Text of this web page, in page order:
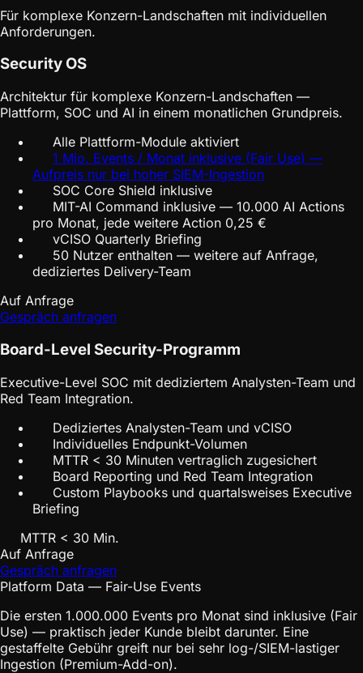
Für komplexe Konzern-Landschaften mit individuellen
Anforderungen.
Security OS
Architektur für komplexe Konzern-Landschaften —
Plattform, SOC und AI in einem monatlichen Grundpreis.
Alle Plattform-Module aktiviert
1 Mio. Events / Monat inklusive (Fair Use) —
Aufpreis nur bei hoher SIEM-Ingestion
SOC Core Shield inklusive
MIT-AI Command inklusive — 10.000 AI Actions
pro Monat, jede weitere Action 0,25 €
vCISO Quarterly Briefing
50 Nutzer enthalten — weitere auf Anfrage,
dediziertes Delivery-Team
Auf Anfrage
Gespräch anfragen
Board-Level Security-Programm
Executive-Level SOC mit dediziertem Analysten-Team und
Red Team Integration.
Dediziertes Analysten-Team und vCISO
Individuelles Endpunkt-Volumen
MTTR < 30 Minuten vertraglich zugesichert
Board Reporting und Red Team Integration
Custom Playbooks und quartalsweises Executive
Briefing
MTTR < 30 Min.
Auf Anfrage
Gespräch anfragen
Platform Data — Fair-Use Events
Die ersten 1.000.000 Events pro Monat sind inklusive (Fair
Use) — praktisch jeder Kunde bleibt darunter. Eine
gestaffelte Gebühr greift nur bei sehr log-/SIEM-lastiger
Ingestion (Premium-Add-on).